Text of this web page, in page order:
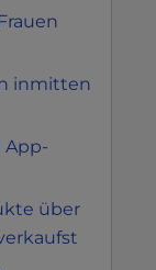
inmitten
App-
über